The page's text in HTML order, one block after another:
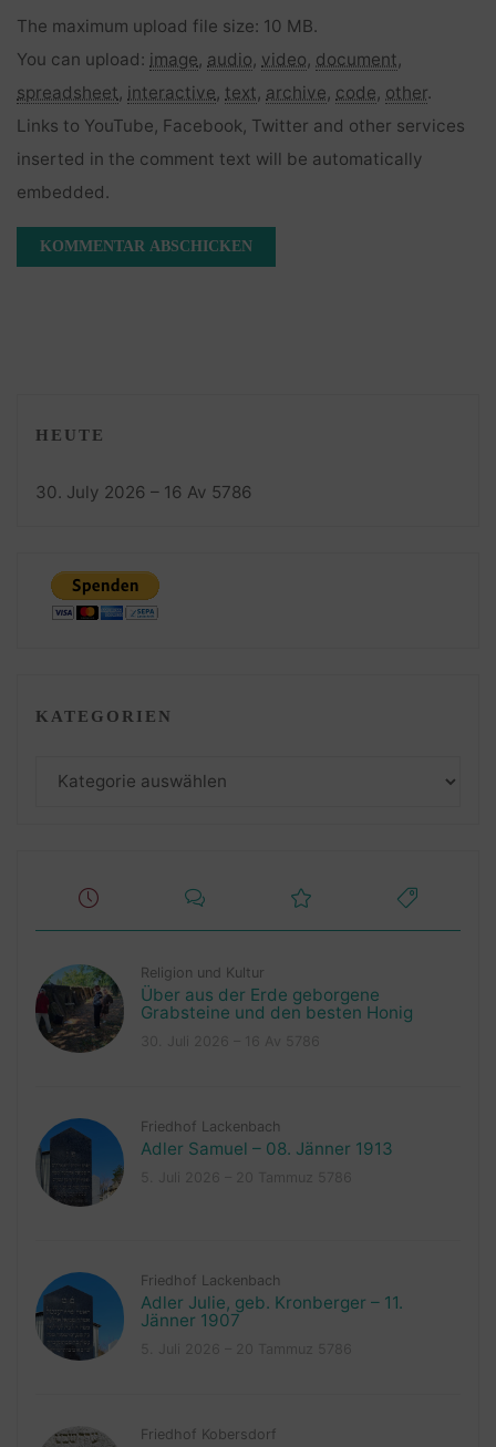
The maximum upload file size: 10 MB.
You can upload: image, audio, video, document,
spreadsheet, interactive, text, archive, code, other.
Links to YouTube, Facebook, Twitter and other services
inserted in the comment text will be automatically
embedded.
HEUTE
30. July 2026 – 16 Av 5786
KATEGORIEN
Kategorien
Religion und Kultur
Über aus der Erde geborgene
Grabsteine und den besten Honig
Friedhof Lackenbach
Adler Samuel – 08. Jänner 1913
Friedhof Lackenbach
Adler Julie, geb. Kronberger – 11.
Jänner 1907
Friedhof Kobersdorf